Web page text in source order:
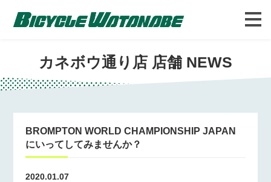
FAQ
カネボウ通り店 店舗 NEWS
BROMPTON WORLD CHAMPIONSHIP JAPAN
にいってしてみませんか？
2020.01.07